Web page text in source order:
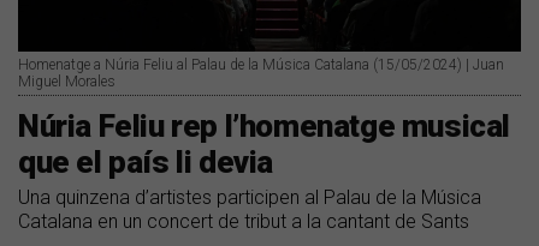
Homenatge a Núria Feliu al Palau de la Música Catalana (15/05/2024) | Juan
Miguel Morales
Núria Feliu rep l’homenatge musical
que el país li devia
Una quinzena d’artistes participen al Palau de la Música
Catalana en un concert de tribut a la cantant de Sants